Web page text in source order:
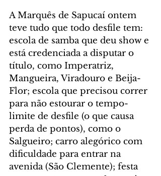
A Marquês de Sapucaí ontem
teve tudo que todo desfile tem:
escola de samba que deu show e
está credenciada a disputar o
título, como Imperatriz,
Mangueira, Viradouro e Beija-
Flor; escola que precisou correr
para não estourar o tempo-
limite de desfile (o que causa
perda de pontos), como o
Salgueiro; carro alegórico com
dificuldade para entrar na
avenida (São Clemente); festa